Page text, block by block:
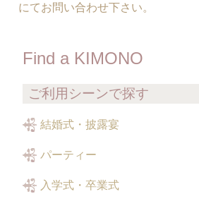
にてお問い合わせ下さい。
Find a KIMONO
ご利用シーンで探す
結婚式・披露宴
パーティー
入学式・卒業式